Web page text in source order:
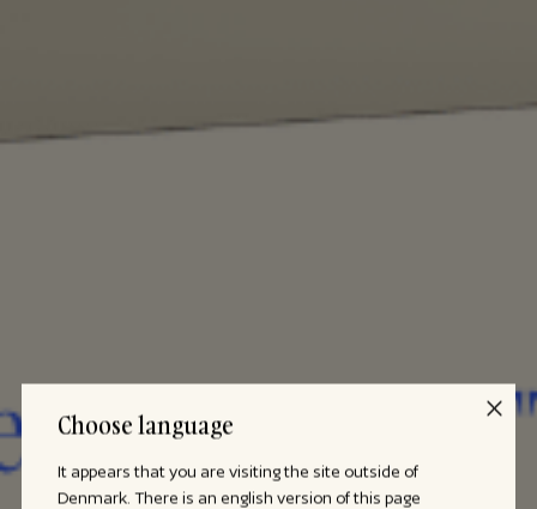
Choose language
It appears that you are visiting the site outside of
Denmark. There is an english version of this page